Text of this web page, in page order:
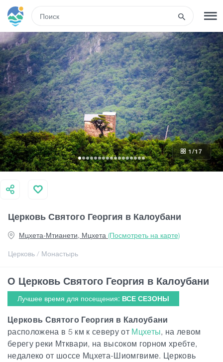
РЕГИСТРАЦИЯ ВХОД
Туры
Гостиницы
Транспорт
Развлечения
Гиды
Грузия
Церковь Святого Георгия в Калоубани
Церковь / Монастырь
Мцхета-Мтианети, Мцхета (Посмотреть на карте)
1 /17
О Церковь Святого Георгия в Калоубани
Лучшее время для посещения: ВСЕ СЕЗОНЫ
Церковь Святого Георгия в Калоубани
расположена в 5 км к северу от Мцхеты, на левом
берегу реки Мтквари, на высоком горном хребте,
недалеко от шоссе Мцхета-Шиомгвиме. Церковь